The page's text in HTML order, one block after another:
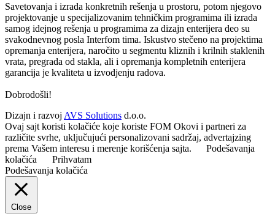
Savetovanja i izrada konkretnih rešenja u prostoru, potom njegovo
projektovanje u specijalizovanim tehničkim programima ili izrada
samog idejnog rešenja u programima za dizajn enterijera deo su
svakodnevnog posla Interfom tima. Iskustvo stečeno na projektima
opremanja enterijera, naročito u segmentu kliznih i krilnih staklenih
vrata, pregrada od stakla, ali i opremanja kompletnih enterijera
garancija je kvaliteta u izvodjenju radova.
Dobrodošli!
Dizajn i razvoj AVS Solutions d.o.o.
Ovaj sajt koristi kolačiće koje koriste FOM Okovi i partneri za
različite svrhe, uključujući personalizovani sadržaj, advertajzing
prema Vašem interesu i merenje korišćenja sajta.
Podešavanja
kolačića
Prihvatam
Podešavanja kolačića
Close